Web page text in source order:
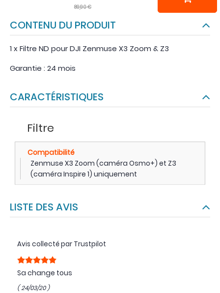
89,90 €
CONTENU DU PRODUIT
1 x Filtre ND pour DJI Zenmuse X3 Zoom & Z3
Garantie : 24 mois
CARACTÉRISTIQUES
Filtre
Compatibilité
Zenmuse X3 Zoom (caméra Osmo+) et Z3
(caméra Inspire 1) uniquement
LISTE DES AVIS
Avis collecté par Trustpilot
Sa change tous
( 24/03/20 )